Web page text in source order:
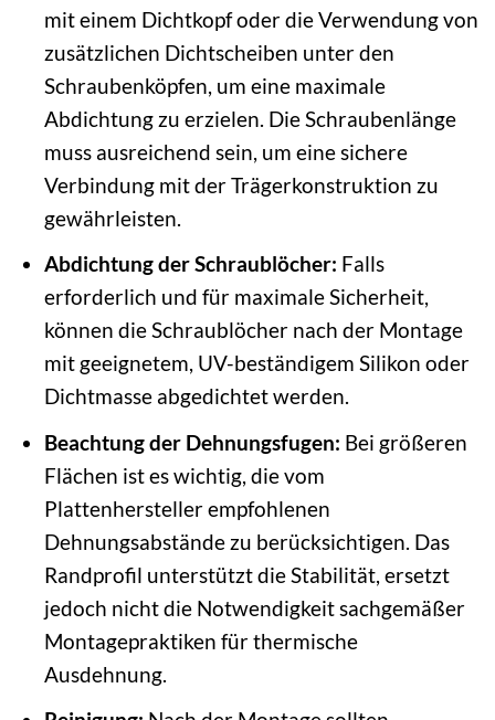
mit einem Dichtkopf oder die Verwendung von
zusätzlichen Dichtscheiben unter den
Schraubenköpfen, um eine maximale
Abdichtung zu erzielen. Die Schraubenlänge
muss ausreichend sein, um eine sichere
Verbindung mit der Trägerkonstruktion zu
gewährleisten.
Abdichtung der Schraublöcher: Falls
erforderlich und für maximale Sicherheit,
können die Schraublöcher nach der Montage
mit geeignetem, UV-beständigem Silikon oder
Dichtmasse abgedichtet werden.
Beachtung der Dehnungsfugen: Bei größeren
Flächen ist es wichtig, die vom
Plattenhersteller empfohlenen
Dehnungsabstände zu berücksichtigen. Das
Randprofil unterstützt die Stabilität, ersetzt
jedoch nicht die Notwendigkeit sachgemäßer
Montagepraktiken für thermische
Ausdehnung.